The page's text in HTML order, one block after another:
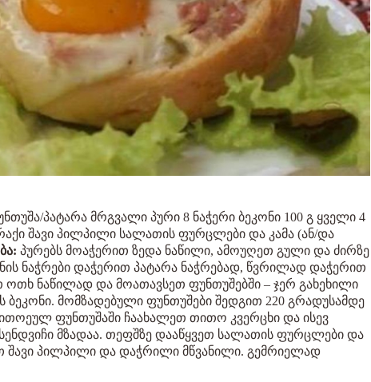
პატარა მრგვალი პური 8 ნაჭერი ბეკონი 100 გ ყველი 4
შავი პილპილი სალათის ფურცლები და კამა (ან/და
პურებს მოაჭერით ზედა ნაწილი, ამოუღეთ გული და ძირზე
ნაჭრები დაჭერით პატარა ნაჭრებად, წვრილად დაჭერით
ოთხ ნაწილად და მოათავსეთ ფუნთუშებში – ჯერ გახეხილი
მომზადებული ფუნთუშები შედგით 220 გრადუსამდე
ფუნთუშაში ჩაახალეთ თითო კვერცხი და ისევ
მზადაა. თეფშზე დააწყვეთ სალათის ფურცლები და
პილპილი და დაჭრილი მწვანილი. გემრიელად